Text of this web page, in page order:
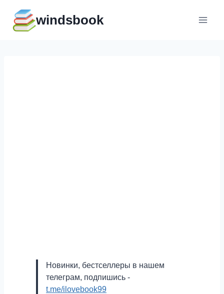
содержимому
windsbook
Новинки, бестселлеры в нашем
телеграм, подпишись -
t.me/ilovebook99